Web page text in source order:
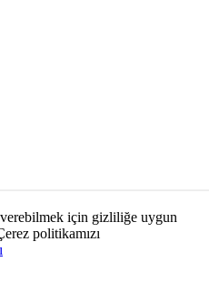
için gizliliğe uygun
politikamızı